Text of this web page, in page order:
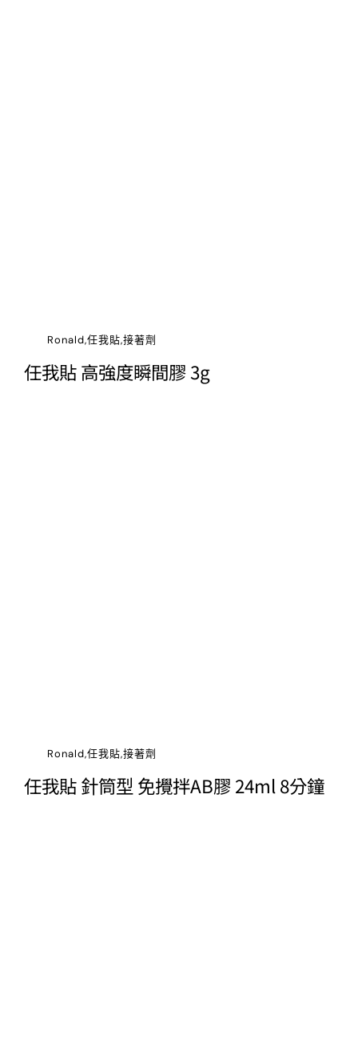
Ronald,任我貼,接著劑
任我貼 高強度瞬間膠 3g
Ronald,任我貼,接著劑
任我貼 針筒型 免攪拌AB膠 24ml 8分鐘